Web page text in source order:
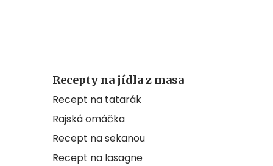
Recepty na jídla z masa
Recept na tatarák
Rajská omáčka
Recept na sekanou
Recept na lasagne